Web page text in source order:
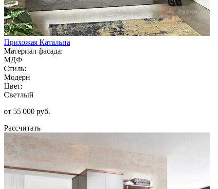
Прихожая Катальпа
Материал фасада:
МДФ
Стиль:
Модерн
Цвет:
Светлый
от 55 000 руб.
Рассчитать